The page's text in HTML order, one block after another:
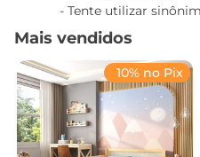
Tente utilizar
Mais vendidos
10% no Pix